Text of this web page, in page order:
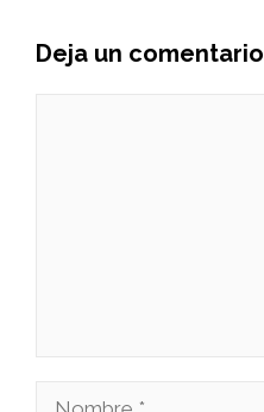
Deja un comentario
Nombre